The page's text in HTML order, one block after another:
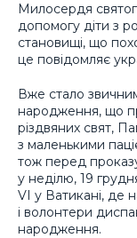
Милосердя
допомогу діти з
становищі, що
це повідомляє
Вже стало
народження, що
різдвяних свят,
з маленькими
тож перед
у неділю, 19
VI у Ватикані, де
і волонтери
народження.